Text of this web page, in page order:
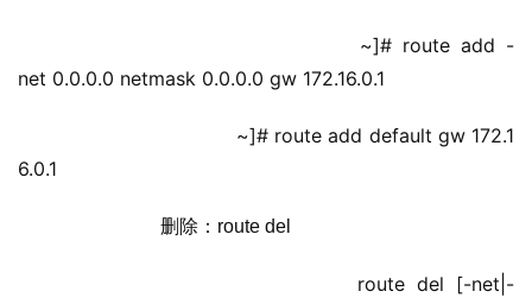
~]# route add -
net 0.0.0.0 netmask 0.0.0.0 gw 172.16.0.1
~]# route add default gw 172.1
6.0.1
删除：route del
route del [-net|-